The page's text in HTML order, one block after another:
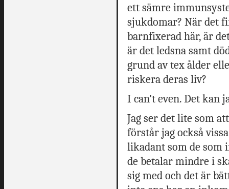
ett sämre
sjukdomar? När det
barnfixerad här, är
är det ledsna samt
grund av tex ålder
riskera deras liv?
I can’t even. Det kan
Jag ser det lite som
förstår jag också
likadant som de som
de betalar mindre i
sig med och det är